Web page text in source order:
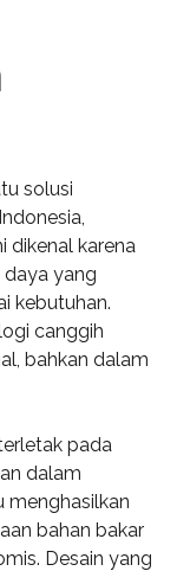
solusi
dikenal karena
yang
kebutuhan.
canggih
bahkan dalam
pada
dalam
menghasilkan
bahan bakar
Desain yang